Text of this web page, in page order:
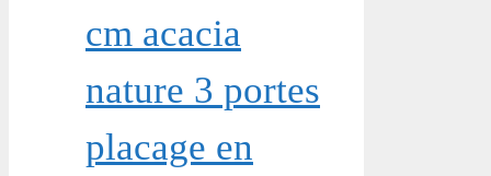
cm acacia
nature 3 portes
placage en